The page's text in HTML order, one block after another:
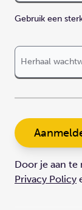
Gebruik een
Herhaal
Door je aan
Privacy Policy